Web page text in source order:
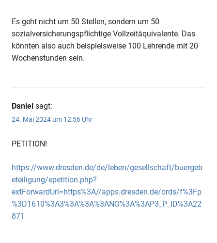
Es geht nicht um 50 Stellen, sondern um 50
sozialversicherungspflichtige Vollzeitäquivalente. Das
könnten also auch beispielsweise 100 Lehrende mit 20
Wochenstunden sein.
Daniel sagt:
24. Mai 2024 um 12:56 Uhr
PETITION!
https://www.dresden.de/de/leben/gesellschaft/buergeb
eteiligung/epetition.php?
extForwardUrl=https%3A//apps.dresden.de/ords/f%3Fp
%3D1610%3A3%3A%3A%3ANO%3A%3AP3_P_ID%3A22
871